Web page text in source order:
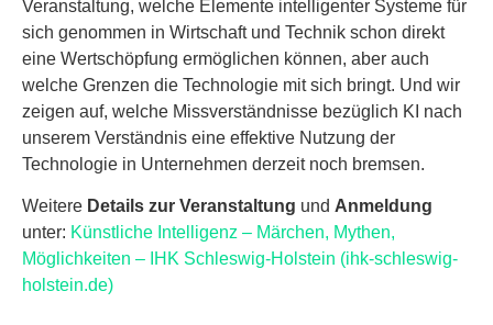
Veranstaltung, welche Elemente intelligenter Systeme für
sich genommen in Wirtschaft und Technik schon direkt
eine Wertschöpfung ermöglichen können, aber auch
welche Grenzen die Technologie mit sich bringt. Und wir
zeigen auf, welche Missverständnisse bezüglich KI nach
unserem Verständnis eine effektive Nutzung der
Technologie in Unternehmen derzeit noch bremsen.
Weitere Details zur Veranstaltung und Anmeldung
unter: Künstliche Intelligenz – Märchen, Mythen,
Möglichkeiten – IHK Schleswig-Holstein (ihk-schleswig-
holstein.de)